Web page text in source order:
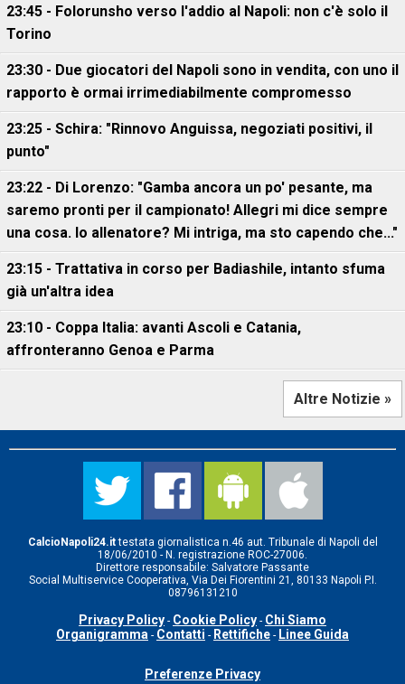
23:45 - Folorunsho verso l'addio al Napoli: non c'è solo il
Torino
23:30 - Due giocatori del Napoli sono in vendita, con uno il
rapporto è ormai irrimediabilmente compromesso
23:25 - Schira: "Rinnovo Anguissa, negoziati positivi, il
punto"
23:22 - Di Lorenzo: "Gamba ancora un po' pesante, ma
saremo pronti per il campionato! Allegri mi dice sempre
una cosa. Io allenatore? Mi intriga, ma sto capendo che..."
23:15 - Trattativa in corso per Badiashile, intanto sfuma
già un'altra idea
23:10 - Coppa Italia: avanti Ascoli e Catania,
affronteranno Genoa e Parma
Altre Notizie »
CalcioNapoli24.ittestata giornalistica n.46 aut. Tribunale di Napoli del
18/06/2010 - N. registrazione ROC-27006.
Direttore responsabile: Salvatore Passante
Social Multiservice Cooperativa, Via Dei Fiorentini 21, 80133 Napoli P.I.
08796131210
Privacy Policy - Cookie Policy - Chi Siamo
Organigramma - Contatti - Rettifiche - Linee Guida
Preferenze Privacy